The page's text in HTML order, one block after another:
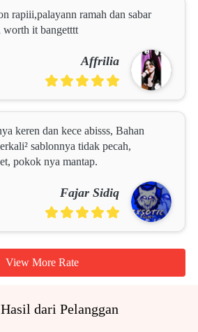
rapiii,palayann ramah dan sabar
worth it bangetttt
Affrilia
keren dan kece abisss, Bahan
sablonnya tidak pecah,
pokok nya mantap.
Fajar Sidiq
`
View More Rate
dari Pelanggan